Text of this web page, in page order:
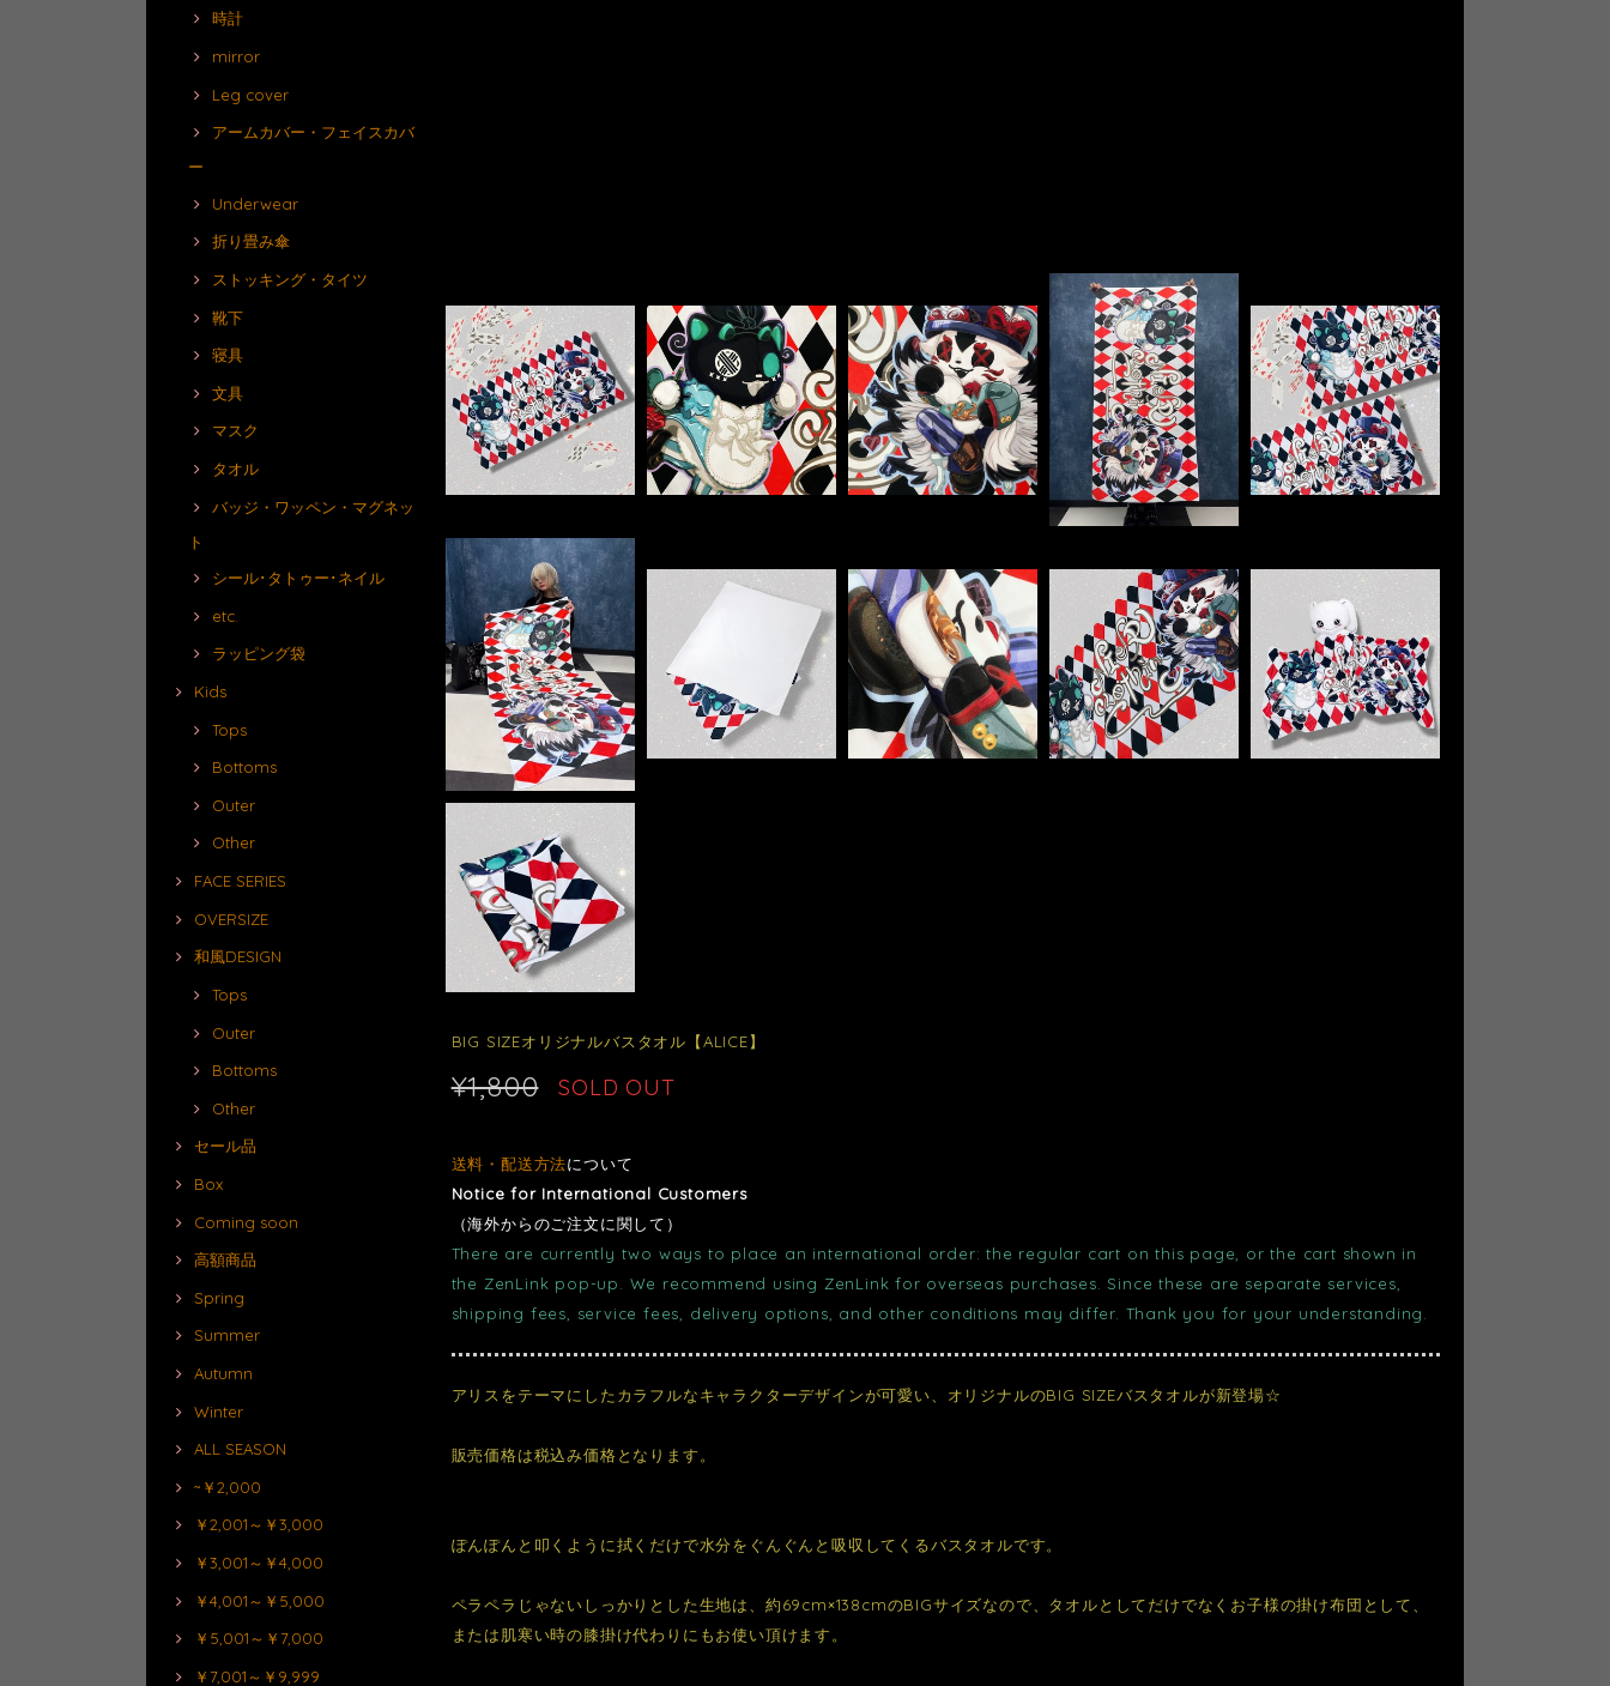
時計
mirror
Leg cover
アームカバー・フェイスカバ
ー
Underwear
折り畳み傘
ストッキング・タイツ
靴下
寝具
文具
マスク
タオル
バッジ・ワッペン・マグネッ
ト
シール･タトゥー･ネイル
etc.
ラッピング袋
Kids
Tops
Bottoms
Outer
Other
FACE SERIES
OVERSIZE
和風DESIGN
Tops
Outer
Bottoms
Other
セール品
Box
Coming soon
高額商品
Spring
Summer
Autumn
Winter
ALL SEASON
~￥2,000
￥2,001～￥3,000
￥3,001～￥4,000
￥4,001～￥5,000
￥5,001～￥7,000
￥7,001～￥9,999
BIG SIZEオリジナルバスタオル【ALICE】
¥1,800 SOLD OUT
送料・配送方法について
Notice for International Customers
（海外からのご注文に関して）
There are currently two ways to place an international order: the regular cart on this page, or the cart shown in
the ZenLink pop-up. We recommend using ZenLink for overseas purchases. Since these are separate services,
shipping fees, service fees, delivery options, and other conditions may differ. Thank you for your understanding.
アリスをテーマにしたカラフルなキャラクターデザインが可愛い、オリジナルのBIG SIZEバスタオルが新登場☆
販売価格は税込み価格となります。
ぽんぽんと叩くように拭くだけで水分をぐんぐんと吸収してくるバスタオルです。
ペラペラじゃないしっかりとした生地は、約69cm×138cmのBIGサイズなので、タオルとしてだけでなくお子様の掛け布団として、
または肌寒い時の膝掛け代わりにもお使い頂けます。